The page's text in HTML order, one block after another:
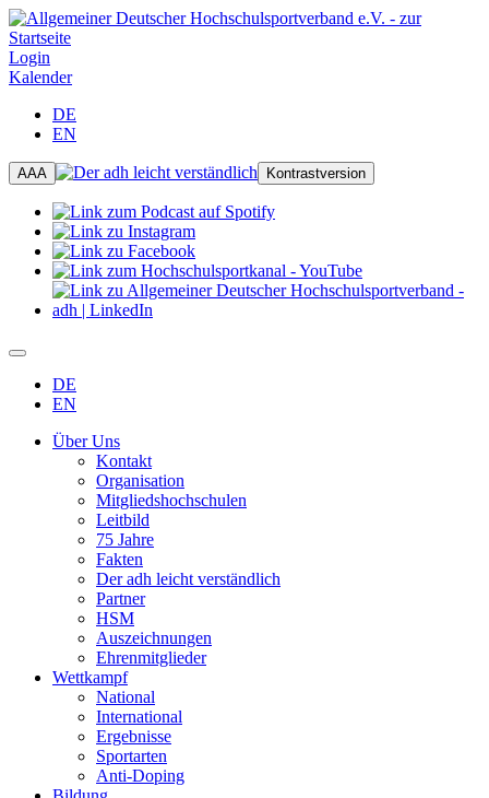
Login
Kalender
DE
EN
AAA Kontrastversion
DE
EN
Über Uns
Kontakt
Organisation
Mitgliedshochschulen
Leitbild
75 Jahre
Fakten
Der adh leicht verständlich
Partner
HSM
Auszeichnungen
Ehrenmitglieder
Wettkampf
National
International
Ergebnisse
Sportarten
Anti-Doping